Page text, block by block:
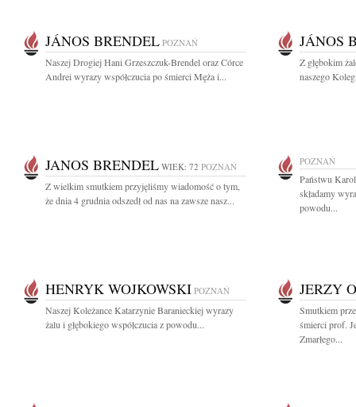
JÁNOS BRENDEL POZNAŃ
Naszej Drogiej Hani Grzeszczuk-Brendel oraz Córce
Andrei wyrazy współczucia po śmierci Męża i...
JÁNOS
Z głębokim
naszego
JANOS BRENDEL WIEK: 72 POZNAŃ
Z wielkim smutkiem przyjęliśmy wiadomość o tym,
że dnia 4 grudnia odszedł od nas na zawsze nasz...
POZNAŃ
Państwu
składamy
powodu...
HENRYK WOJKOWSKI POZNAŃ
Naszej Koleżance Katarzynie Baranieckiej wyrazy
żalu i głębokiego współczucia z powodu...
JERZY
Smutkiem
śmierci prof.
Zmarłego...